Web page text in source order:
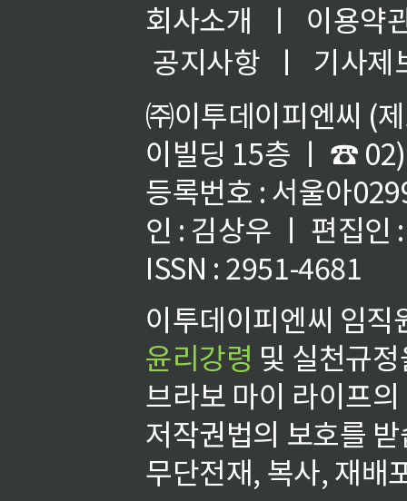
회사소개 ㅣ
이용약
공지사항
ㅣ
기사제
㈜이투데이피엔씨 (
이빌딩 15층 ㅣ ☎
등록번호 : 서울아
인 : 김상우 ㅣ 편집인
ISSN : 2951-4681
이투데이피엔씨 임
윤리강령 및 실천규
브라보 마이 라이프
저작권법의 보호를
무단전재, 복사, 재배